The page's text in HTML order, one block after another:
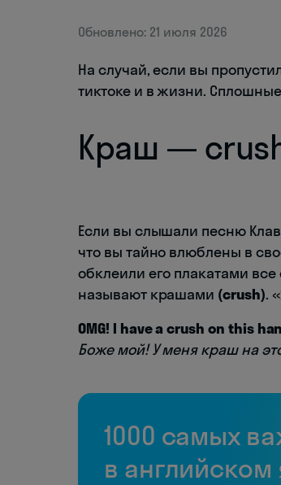
Обновлено: 21 июля 2026
На случай, если вы
тиктоке и в жизни.
Краш —
Если вы слышали песню
что вы тайно влюблены в
обклеили его плакатами
называют крашами (crush).
OMG! I have a crush on this
Боже мой! У меня краш на
1000 самых
в английском